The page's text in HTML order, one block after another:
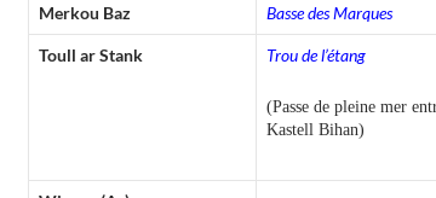
Merkou Baz Basse des Marques
Toull ar Stank Trou de l’étang
(Passe de pleine mer
Kastell Bihan)